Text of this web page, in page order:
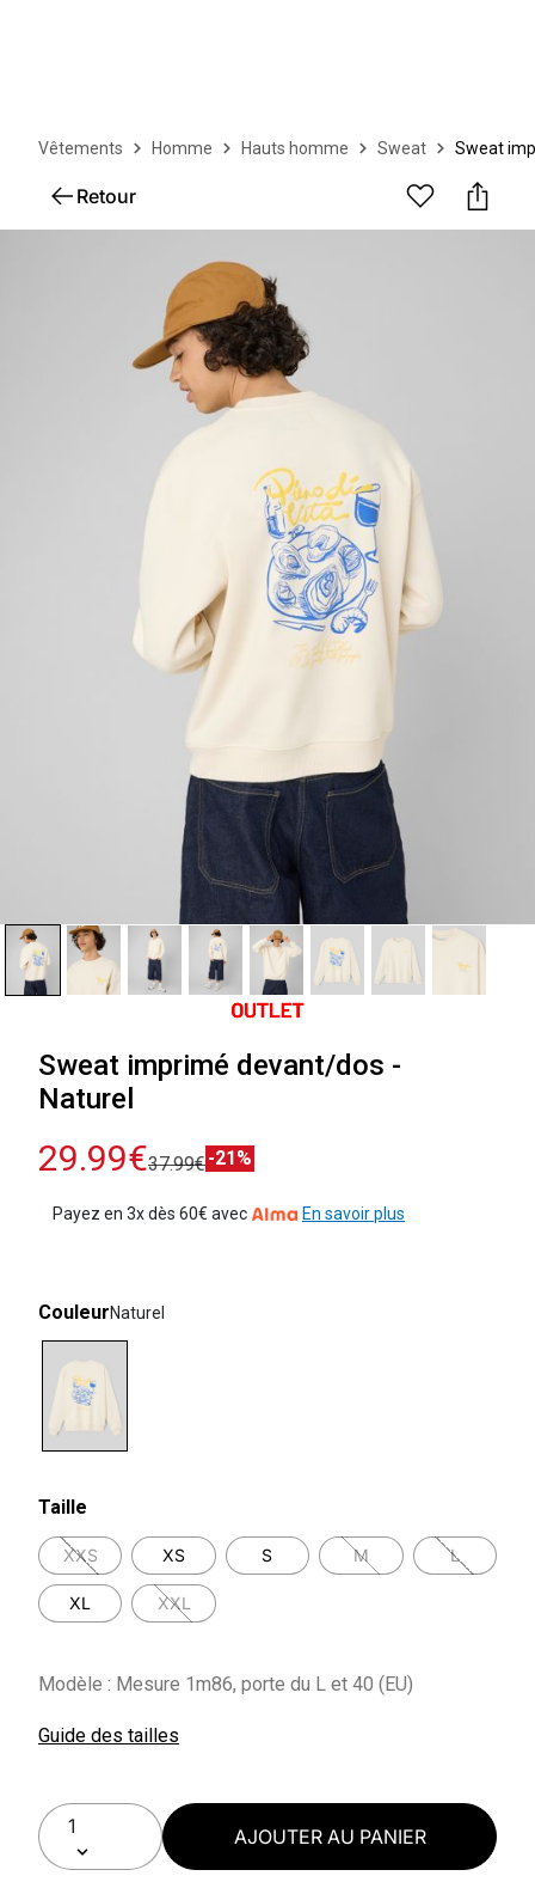
Vêtements Homme Hauts homme Sweat Sweat
Retour
Sweat imprimé devant/dos -
Naturel
29.99€37.99€-21%
Payez en 3x dès 60€ avec En savoir plus
CouleurNaturel
Taille
XXS XS S M L
XL XXL
Modèle : Mesure 1m86, porte du L et 40 (EU)
Guide des tailles
AJOUTER AU PANIER